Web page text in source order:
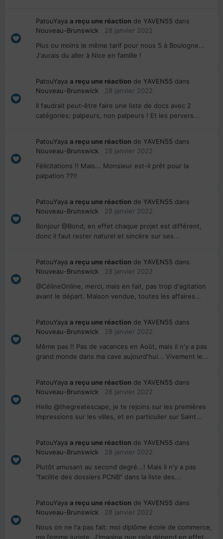
PatouYaya a reçu une réaction de YAVEN55 dans
Nouveau-Brunswick
28 janvier 2022
Plus ou moins le même tarif pour nous 5 à Boulogne...
J'aurais du aller à Nice en famille !
PatouYaya a reçu une réaction de YAVEN55 dans
Nouveau-Brunswick
28 janvier 2022
Il faudrait peut-être faire une liste de docs avec 2
catégories: palpeurs, non palpeurs ! Et les pervers...
PatouYaya a reçu une réaction de YAVEN55 dans
Nouveau-Brunswick
28 janvier 2022
Félicitations !! Mais... Monsieur est-il prêt pour la
palpation ??!!
PatouYaya a reçu une réaction de YAVEN55 dans
Nouveau-Brunswick
28 janvier 2022
Bonjour @Bond, en effet chaque projet est différent,
donc il faut rester naturel et sincère sur ses...
PatouYaya a reçu une réaction de YAVEN55 dans
Nouveau-Brunswick
28 janvier 2022
@CélineOnline, merci, mais en fait, pas trop d'agitation
avant le départ. Maison vendue, toutes les affaires...
PatouYaya a reçu une réaction de YAVEN55 dans
Nouveau-Brunswick
28 janvier 2022
Même pas !! Pas de vacances en Août, mais il n'y a pas
grand monde dans ma cave aujourd'hui... Vivement le...
PatouYaya a reçu une réaction de YAVEN55 dans
Nouveau-Brunswick
28 janvier 2022
Hello @thegreatescape, je te rejoins sur les premières
impressions sur les villes, et en particulier sur Saint...
PatouYaya a reçu une réaction de YAVEN55 dans
Nouveau-Brunswick
28 janvier 2022
Plutôt amusant au second degré...! Mais il n'y a pas
"facilite des dossiers PCNB" dans la liste des...
PatouYaya a reçu une réaction de YAVEN55 dans
Nouveau-Brunswick
28 janvier 2022
Nous on ne l'a pas fait: moi diplôme école de commerce,
ma femme juriste. J'imagine que cela dépend en effet...